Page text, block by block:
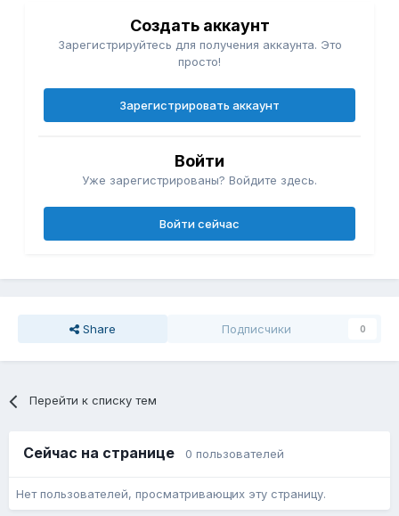
Создать аккаунт
Зарегистрируйтесь для получения аккаунта. Это
просто!
Зарегистрировать аккаунт
Войти
Уже зарегистрированы? Войдите здесь.
Войти сейчас
Share Подписчики 0
Перейти к списку тем
Сейчас на странице 0 пользователей
Нет пользователей, просматривающих эту страницу.